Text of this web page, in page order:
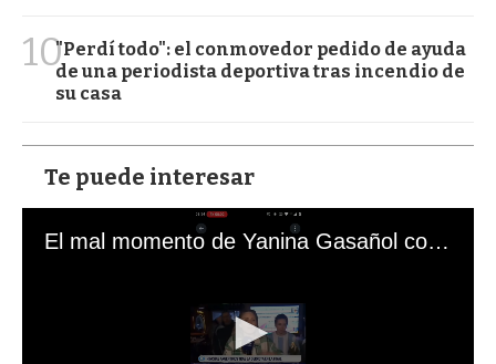
10"Perdí todo": el conmovedor pedido de ayuda
de una periodista deportiva tras incendio de
su casa
Te puede interesar
El mal momento de Yanina Gasañol con un hincha argentino en "Subrayado"